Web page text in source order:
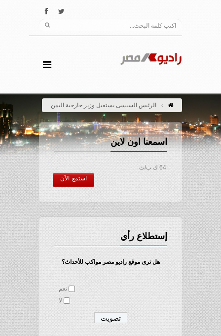
الرئيس السيسى يستقبل وزير خارجية اليمن
اسمعنا اون لاين
64 ك ب/ث
استمع الآن
إستطلاع رأي
هل ترى موقع راديو مصر مواكب للأحداث؟
نعم
لا